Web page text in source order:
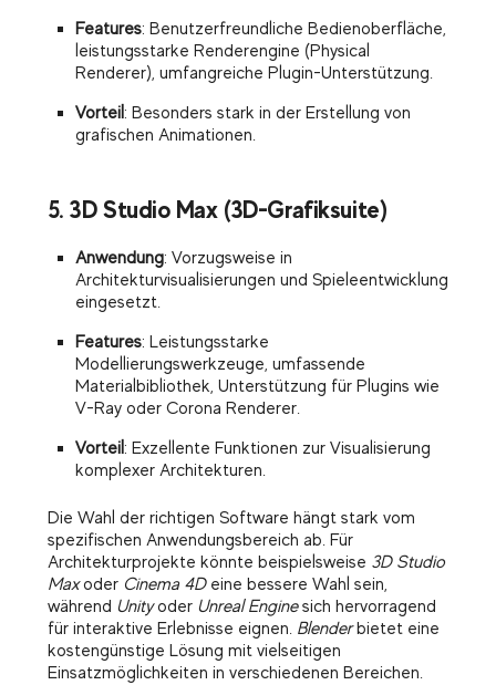
Features: Benutzerfreundliche Bedienoberfläche,
leistungsstarke Renderengine (Physical
Renderer), umfangreiche Plugin-Unterstützung.
Vorteil : Besonders stark in der Erstellung von
grafischen Animationen.
5. 3D Studio Max (3D-Grafiksuite)
Anwendung: Vorzugsweise in
Architekturvisualisierungen und Spieleentwicklung
eingesetzt.
Features: Leistungsstarke
Modellierungswerkzeuge, umfassende
Materialbibliothek, Unterstützung für Plugins wie
V-Ray oder Corona Renderer.
Vorteil : Exzellente Funktionen zur Visualisierung
komplexer Architekturen.
Die Wahl der richtigen Software hängt stark vom
spezifischen Anwendungsbereich ab. Für
Architekturprojekte könnte beispielsweise 3D Studio
Maxoder Cinema 4Deine bessere Wahl sein,
während Unityoder Unreal Enginesich hervorragend
für interaktive Erlebnisse eignen. Blenderbietet eine
kostengünstige Lösung mit vielseitigen
Einsatzmöglichkeiten in verschiedenen Bereichen.